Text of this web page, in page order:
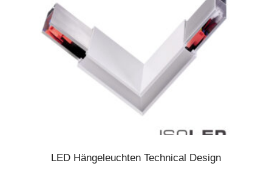
LED Hängeleuchten Technical Design